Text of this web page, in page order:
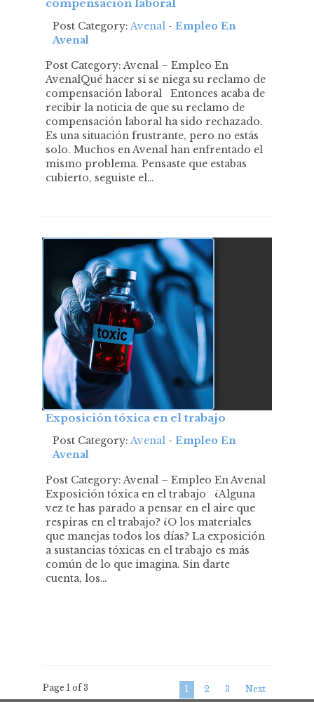
compensación laboral
Post Category: Avenal - Empleo En
Avenal
Post Category: Avenal – Empleo En
AvenalQué hacer si se niega su reclamo de
compensación laboral Entonces acaba de
recibir la noticia de que su reclamo de
compensación laboral ha sido rechazado.
Es una situación frustrante, pero no estás
solo. Muchos en Avenal han enfrentado el
mismo problema. Pensaste que estabas
cubierto, seguiste el…
Exposición tóxica en el trabajo
Post Category: Avenal - Empleo En
Avenal
Post Category: Avenal – Empleo En Avenal
Exposición tóxica en el trabajo ¿Alguna
vez te has parado a pensar en el aire que
respiras en el trabajo? ¿O los materiales
que manejas todos los días? La exposición
a sustancias tóxicas en el trabajo es más
común de lo que imagina. Sin darte
cuenta, los…
Page 1 of 3 1 2 3 Next